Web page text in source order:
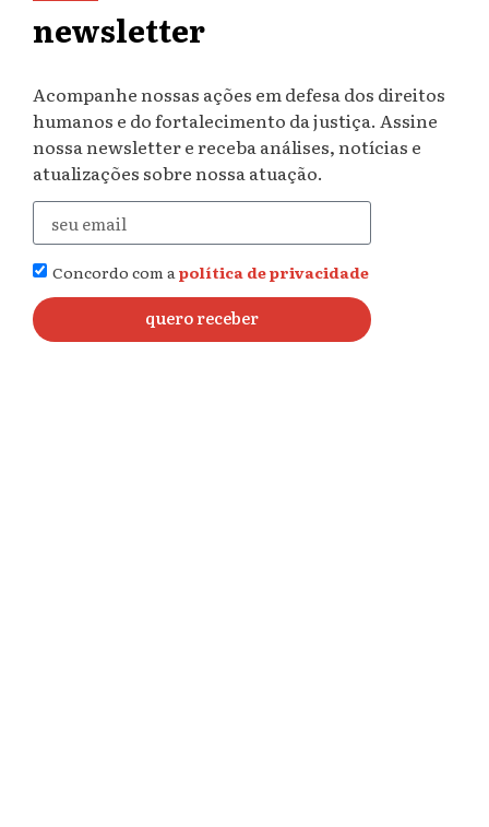
newsletter
Acompanhe nossas ações em defesa dos direitos
humanos e do fortalecimento da justiça. Assine
nossa newsletter e receba análises, notícias e
atualizações sobre nossa atuação.
Concordo com apolítica de privacidade
quero receber